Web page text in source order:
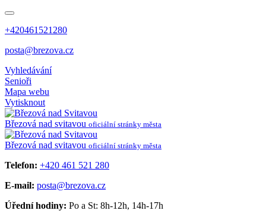
+420461521280
posta@brezova.cz
Vyhledávání
Senioři
Mapa webu
Vytisknout
Březová nad svitavou oficiální stránky města
Březová nad svitavou oficiální stránky města
Telefon: +420 461 521 280
E-mail: posta@brezova.cz
Úřední hodiny: Po a St: 8h-12h, 14h-17h